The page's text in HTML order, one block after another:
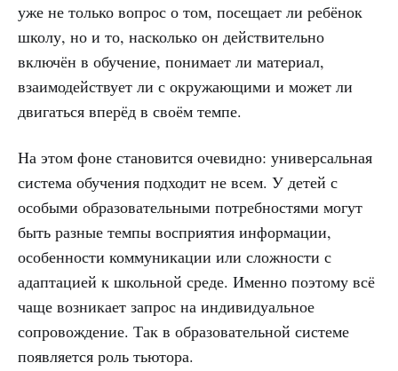
уже не только вопрос о том, посещает ли ребёнок
школу, но и то, насколько он действительно
включён в обучение, понимает ли материал,
взаимодействует ли с окружающими и может ли
двигаться вперёд в своём темпе.
На этом фоне становится очевидно: универсальная
система обучения подходит не всем. У детей с
особыми образовательными потребностями могут
быть разные темпы восприятия информации,
особенности коммуникации или сложности с
адаптацией к школьной среде. Именно поэтому всё
чаще возникает запрос на индивидуальное
сопровождение. Так в образовательной системе
появляется роль тьютора.